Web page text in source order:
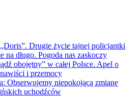
Drugie życie tajnej policjantki
na długo. Pogoda nas zaskoczy
obojętny” w całej Polsce. Apel o
i przemocy
Obserwujemy niepokojącą zmianę
uchodźców